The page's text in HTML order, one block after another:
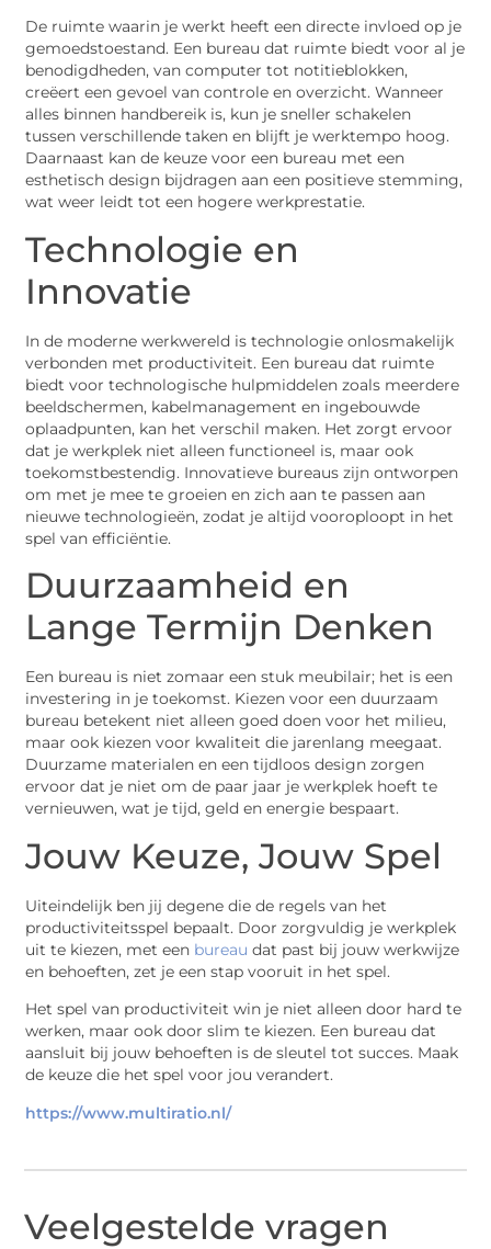
De ruimte waarin je werkt heeft een directe invloed op je
gemoedstoestand. Een bureau dat ruimte biedt voor al je
benodigdheden, van computer tot notitieblokken,
creëert een gevoel van controle en overzicht. Wanneer
alles binnen handbereik is, kun je sneller schakelen
tussen verschillende taken en blijft je werktempo hoog.
Daarnaast kan de keuze voor een bureau met een
esthetisch design bijdragen aan een positieve stemming,
wat weer leidt tot een hogere werkprestatie.
Technologie en
Innovatie
In de moderne werkwereld is technologie onlosmakelijk
verbonden met productiviteit. Een bureau dat ruimte
biedt voor technologische hulpmiddelen zoals meerdere
beeldschermen, kabelmanagement en ingebouwde
oplaadpunten, kan het verschil maken. Het zorgt ervoor
dat je werkplek niet alleen functioneel is, maar ook
toekomstbestendig. Innovatieve bureaus zijn ontworpen
om met je mee te groeien en zich aan te passen aan
nieuwe technologieën, zodat je altijd vooroploopt in het
spel van efficiëntie.
Duurzaamheid en
Lange Termijn Denken
Een bureau is niet zomaar een stuk meubilair; het is een
investering in je toekomst. Kiezen voor een duurzaam
bureau betekent niet alleen goed doen voor het milieu,
maar ook kiezen voor kwaliteit die jarenlang meegaat.
Duurzame materialen en een tijdloos design zorgen
ervoor dat je niet om de paar jaar je werkplek hoeft te
vernieuwen, wat je tijd, geld en energie bespaart.
Jouw Keuze, Jouw Spel
Uiteindelijk ben jij degene die de regels van het
productiviteitsspel bepaalt. Door zorgvuldig je werkplek
uit te kiezen, met een bureau dat past bij jouw werkwijze
en behoeften, zet je een stap vooruit in het spel.
Het spel van productiviteit win je niet alleen door hard te
werken, maar ook door slim te kiezen. Een bureau dat
aansluit bij jouw behoeften is de sleutel tot succes. Maak
de keuze die het spel voor jou verandert.
https://www.multiratio.nl/
Veelgestelde vragen